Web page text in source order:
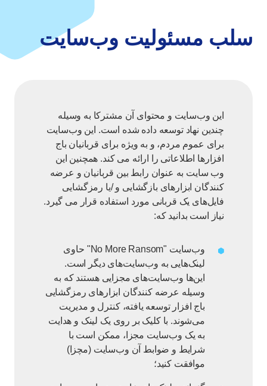
سلب مسئولیت وب‌سایت
این وب‌سایت و محتوای آن مشترکا به وسیله
چندین نهاد توسعه داده شده است. این وب‌سایت
برای عموم مردم، و به ویژه برای قربانیان باج
افزارها اطلاعاتی را ارائه می کند. همچنین این
وب سایت به عنوان رابط بین قربانیان و عرضه
کنندگان ابزارهای بازگشایی و /یا رمزگشایی
فایل‌های یک قربانی مورد استفاده قرار می گیرد.
نیاز است بدانید که:
وب‌سایت "No More Ransom" حاوی
لینک‌هایی به وب‌سایت‌های دیگر است.
این‌ها وب‌سایت‌های مجزایی هستند که به
وسیله عرضه کنندگان ابزارهای رمزگشایی
باج افزار توسعه یافته، کنترل و مدیریت
می‌شوند. با کلیک بر روی یک لینک و هدایت
به یک وب‌سایت مجزا، ممکن است با
شرایط و ضوابط آن وب‌سایت (مچزا)
موافقت کنید؛